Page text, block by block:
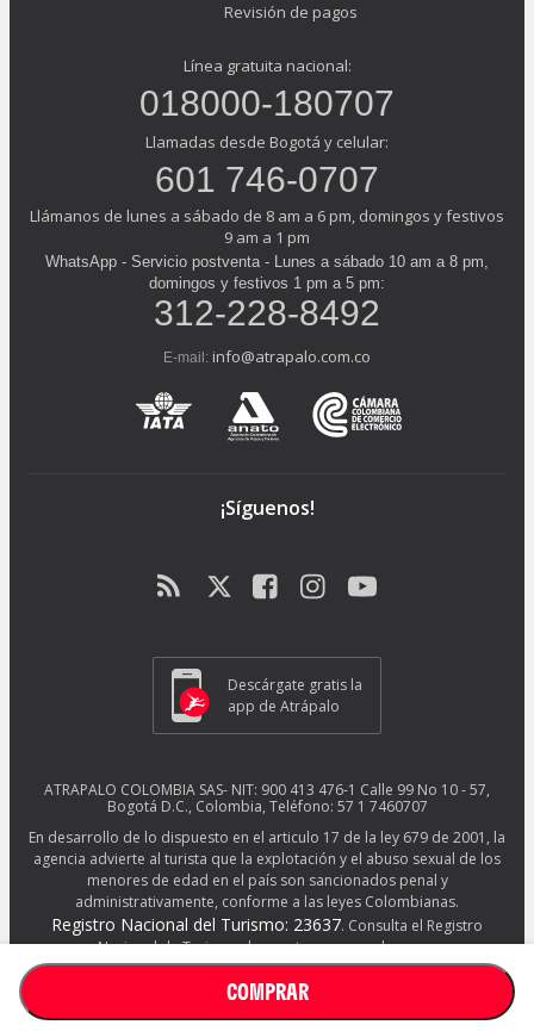
COMPRAR
Revisión de pagos
Línea gratuita nacional:
018000-180707
Llamadas desde Bogotá y celular:
601 746-0707
Llámanos de lunes a sábado de 8 am a 6 pm, domingos y festivos
9 am a 1 pm
WhatsApp - Servicio postventa - Lunes a sábado 10 am a 8 pm,
domingos y festivos 1 pm a 5 pm:
312-228-8492
E-mail: info@atrapalo.com.co
¡Síguenos!
Descárgate gratis la
app de Atrápalo
ATRAPALO COLOMBIA SAS- NIT: 900 413 476-1 Calle 99 No 10 - 57,
Bogotá D.C., Colombia, Teléfono: 57 1 7460707
En desarrollo de lo dispuesto en el articulo 17 de la ley 679 de 2001, la
agencia advierte al turista que la explotación y el abuso sexual de los
menores de edad en el país son sancionados penal y
administrativamente, conforme a las leyes Colombianas.
Registro Nacional del Turismo: 23637. Consulta el Registro
Nacional de Turismo de nuestros proveedores en
http://www.rues.org.co/RNT